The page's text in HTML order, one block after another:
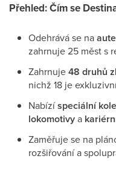
Přehled: Čím se
Odehrává se na
zahrnuje 25 měst s
Zahrnuje48 druhů
nichž 18 je
Nabízíspeciální
lokomotivya
Zaměřuje se na
rozšiřování a